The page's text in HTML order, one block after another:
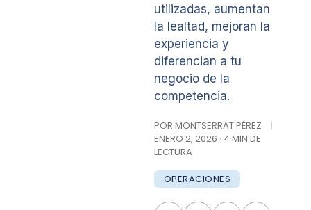
utilizadas, aumentan
la lealtad, mejoran la
experiencia y
diferencian a tu
negocio de la
competencia.
POR MONTSERRAT PÉREZ
|
ENERO 2, 2026 · 4 MIN DE
LECTURA
OPERACIONES